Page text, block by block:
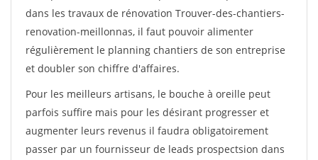
dans les travaux de rénovation Trouver-des-chantiers-
renovation-meillonnas, il faut pouvoir alimenter
régulièrement le planning chantiers de son entreprise
et doubler son chiffre d'affaires.
Pour les meilleurs artisans, le bouche à oreille peut
parfois suffire mais pour les désirant progresser et
augmenter leurs revenus il faudra obligatoirement
passer par un fournisseur de leads prospectsion dans